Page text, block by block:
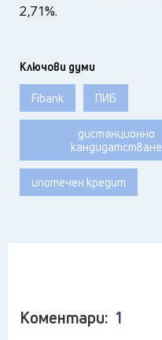
2,71%.
Ключови думи
Fibank ПИБ
дистанционно
кандидатстване
ипотечен кредит
Коментари: 1